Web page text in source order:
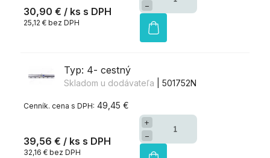
30,90 € / ks
25,12 € bez DPH
−
Typ: 4- cestný
Skladom u dodávateľa | 501752N
49,45 €
39,56 € / ks
32,16 € bez DPH
+
−